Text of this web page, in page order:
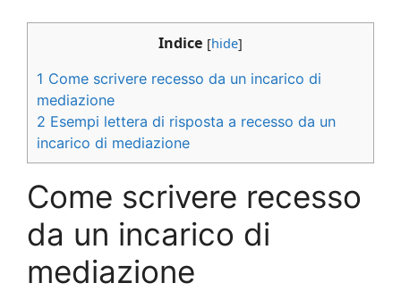
Indice [hide]
1 Come scrivere recesso da un incarico di
mediazione​
2 Esempi lettera di risposta a recesso da un
incarico di mediazione​
Come scrivere recesso
da un incarico di
mediazione​